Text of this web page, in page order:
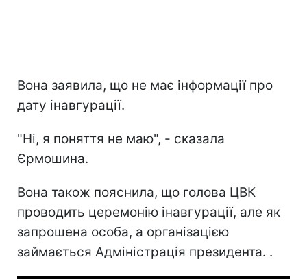
Вона заявила, що не має інформації про
дату інавгурації.
"Ні, я поняття не маю", - сказала
Єрмошина.
Вона також пояснила, що голова ЦВК
проводить церемонію інавгурації, але як
запрошена особа, а організацією
займається Адміністрація президента. .